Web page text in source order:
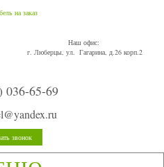
Наш офис:
г. Люберцы, ул. Гагарина, д.26 корп.2
036-65-69
звонок